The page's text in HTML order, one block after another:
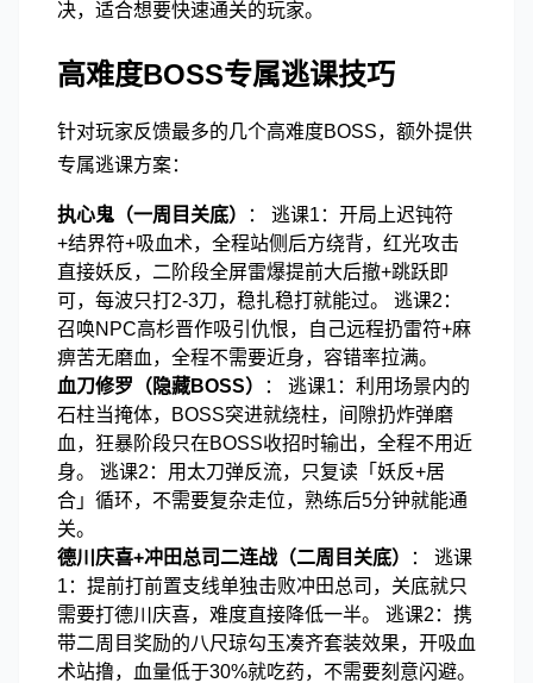
决，适合想要快速通关的玩家。
高难度BOSS专属逃课技巧
针对玩家反馈最多的几个高难度BOSS，额外提供
专属逃课方案：
执心鬼（一周目关底）
： 逃课1：开局上迟钝符
+结界符+吸血术，全程站侧后方绕背，红光攻击
直接妖反，二阶段全屏雷爆提前大后撤+跳跃即
可，每波只打2-3刀，稳扎稳打就能过。 逃课2：
召唤NPC高杉晋作吸引仇恨，自己远程扔雷符+麻
痹苦无磨血，全程不需要近身，容错率拉满。
血刀修罗（隐藏BOSS）
： 逃课1：利用场景内的
石柱当掩体，BOSS突进就绕柱，间隙扔炸弹磨
血，狂暴阶段只在BOSS收招时输出，全程不用近
身。 逃课2：用太刀弹反流，只复读「妖反+居
合」循环，不需要复杂走位，熟练后5分钟就能通
关。
德川庆喜+冲田总司二连战（二周目关底）
： 逃课
1：提前打前置支线单独击败冲田总司，关底就只
需要打德川庆喜，难度直接降低一半。 逃课2：携
带二周目奖励的八尺琼勾玉凑齐套装效果，开吸血
术站撸，血量低于30%就吃药，不需要刻意闪避。